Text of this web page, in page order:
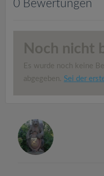
0 Bewertungen
Noch nicht
Es wurde noch keine
abgegeben. Sei der